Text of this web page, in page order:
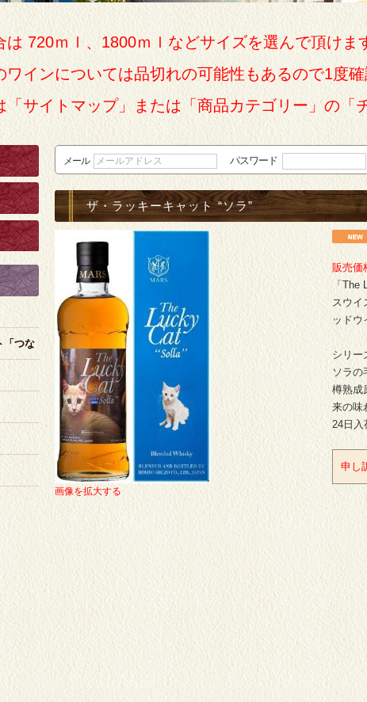
は 720ｍｌ、1800ｍｌなどサイズを選んで頂けま
ワインについては品切れの可能性もあるので1度
「サイトマップ」または「商品カテゴリー」の「
「つな
メール パスワード
ザ・ラッキーキャット “ソラ”
画像を拡大する
販売価
「
スウイ
ッドウ
シリー
ソラの
樽熟成
来の味
24日入
申し